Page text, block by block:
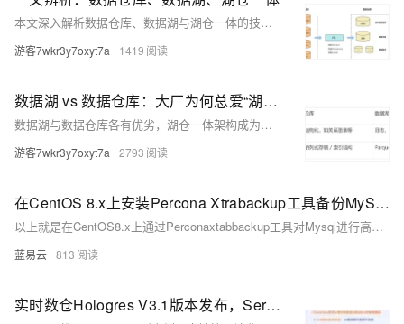
本文深入解析数据仓库、数据湖与湖仓一体的技术原理与适用场景。数据仓库结构严谨、查询高效，适合处理结构化数据；数据湖灵活开放，支持多模态数据，但治理难度高；湖仓一体融合两者优势，实现低成本存储与高效分析，适合大规模数据场景。文章结合企业实际需求，探讨如何选择合适的数据架构，并提供湖仓一体的落地迁移策略，助力企业提升数据价值。
游客7wkr3y7oxyt7a 1419
数据湖 vs 数据仓库：大厂为何总爱“湖仓并用”？
数据湖与数据仓库各有优劣，湖仓一体架构成为趋势。本文解析二者核心差异、适用场景及治理方案，助你选型落地。
游客7wkr3y7oxyt7a 2793
在CentOS 8.x上安装Percona Xtrabackup工具备份MySQL数据步骤。
以上就是在CentOS8.x上通过Perconaxtabbackup工具对Mysql进行高效率、高可靠性、无锁定影响地实现在线快速全量及增加式数据库资料保存与恢复流程。通过以上流程可以有效地将Mysql相关资料按需求完成定期或不定期地保存与灾难恢复需求。
蓝易云 813
实时数仓Hologres V3.1版本发布，Serverless型实例从零开始构建OLAP系统